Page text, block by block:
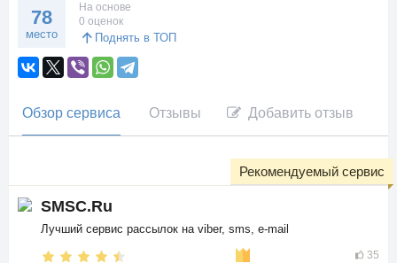
78
место
На основе
0 оценок
Поднять в ТОП
Обзор сервиса Отзывы Добавить отзыв
SMSC.Ru
Лучший сервис рассылок на viber, sms, e-mail
35
Рекомендуемый сервис